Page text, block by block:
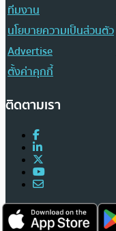
ทีมงาน
นโยบายความเป็นส่วนตัว
Advertise
ตั้งค่าคุกกี้
ติดตามเรา